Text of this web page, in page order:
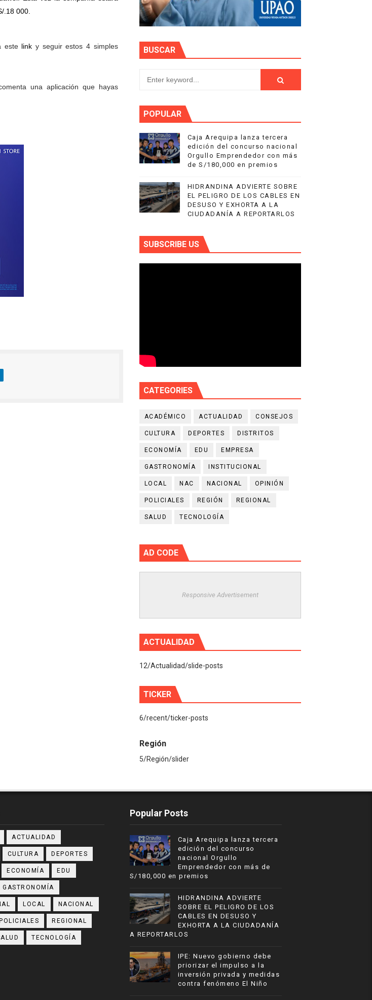
.18 000.
este link y seguir estos 4 simples
una aplicación que hayas
BUSCAR
POPULAR
Caja Arequipa lanza tercera
edición del concurso nacional
Orgullo Emprendedor con más
de S/180,000 en premios
HIDRANDINA ADVIERTE SOBRE
EL PELIGRO DE LOS CABLES EN
DESUSO Y EXHORTA A LA
CIUDADANÍA A REPORTARLOS
SUBSCRIBE US
CATEGORIES
ACADÉMICO ACTUALIDAD CONSEJOS
CULTURA DEPORTES DISTRITOS
ECONOMÍA EDU EMPRESA
GASTRONOMÍA INSTITUCIONAL
LOCAL NAC NACIONAL OPINIÓN
POLICIALES REGIÓN REGIONAL
SALUD TECNOLOGÍA
AD CODE
Responsive Advertisement
ACTUALIDAD
12/Actualidad/slide-posts
TICKER
6/recent/ticker-posts
Región
5/Región/slider
ACTUALIDAD
CULTURA DEPORTES
ECONOMÍA EDU
GASTRONOMÍA
LOCAL NACIONAL
POLICIALES REGIONAL
TECNOLOGÍA
Popular Posts
Caja Arequipa lanza tercera
edición del concurso
nacional Orgullo
Emprendedor con más de
S/180,000 en premios
HIDRANDINA ADVIERTE
SOBRE EL PELIGRO DE LOS
CABLES EN DESUSO Y
EXHORTA A LA CIUDADANÍA
A REPORTARLOS
IPE: Nuevo gobierno debe
priorizar el impulso a la
inversión privada y medidas
contra fenómeno El Niño